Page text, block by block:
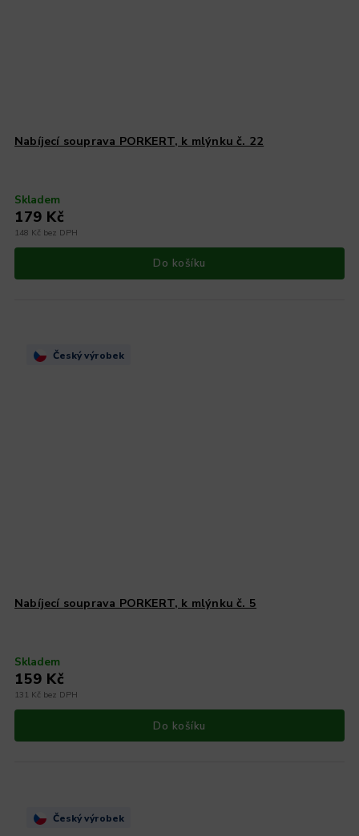
Nabíjecí souprava PORKERT, k mlýnku č. 22
Skladem
148 Kč bez DPH
179 Kč
Do košíku
Český výrobek
Nabíjecí souprava PORKERT, k mlýnku č. 5
Skladem
131 Kč bez DPH
159 Kč
Do košíku
Český výrobek